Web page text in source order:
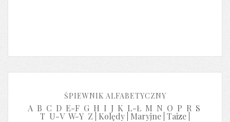
ŚPIEWNIK ALFABETYCZNY
A B C D E-F G H I J K L-Ł M N O P R S
T U-V W-Y Z Kolędy Maryjne Taize